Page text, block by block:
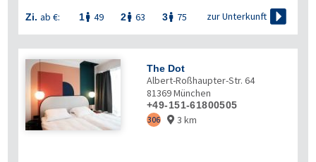
Zi. ab €: 1 49 2 63 3 75 zur Unterkunft 
The Dot
Albert-Roßhaupter-Str. 64
81369München
+49-151-61800505
306  3 km